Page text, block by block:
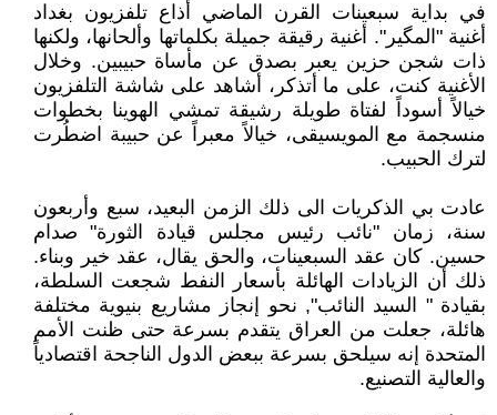
في بداية سبعينات القرن الماضي أذاع تلفزيون بغداد
أغنية "المگير". أغنية رقيقة جميلة بكلماتها وألحانها، ولكنها
ذات شجن حزين يعبر بصدق عن مأساة حبيبين. وخلال
الأغنية كنت، على ما أتذكر، أشاهد على شاشة التلفزيون
خيالاً أسوداً لفتاة طويلة رشيقة تمشي الهوينا بخطوات
منسجمة مع المويسيقى، خيالاً معبراً عن حبيبة اضطُرت
لترك الحبيب.
عادت بي الذكريات الى ذلك الزمن البعيد، سبع وأربعون
سنة، زمان "نائب رئيس مجلس قيادة الثورة" صدام
حسين. كان عقد السبعينات، والحق يقال، عقد خير وبناء.
ذلك أن الزيادات الهائلة بأسعار النفط شجعت السلطة،
بقيادة " السيد النائب", نحو إنجاز مشاريع بنيوية مختلفة
هائلة، جعلت من العراق يتقدم بسرعة حتى ظنت الأمم
المتحدة إنه سيلحق بسرعة ببعض الدول الناجحة اقتصادياً
والعالية التصنيع.